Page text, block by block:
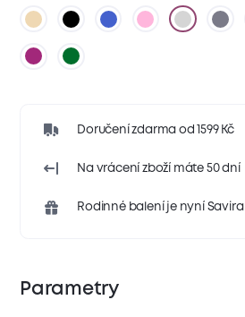
Doručení zdarma od 1599 Kč
Na vrácení zboží máte 50 dní
Rodinné balení je nyní Savira
Parametry